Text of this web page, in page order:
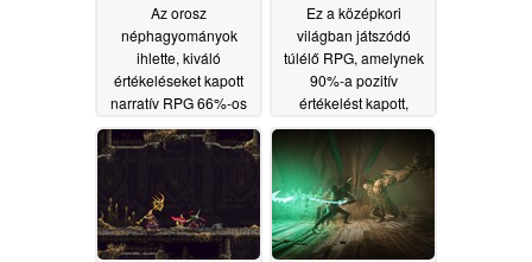
Az orosz
néphagyományok
ihlette, kiváló
értékeléseket kapott
narratív RPG 66%-os
kedvezménnyel
kapható a Steam-en
Ez a középkori
világban játszódó
túlélő RPG, amelynek
90%-a pozitív
értékelést kapott,
jelenleg 50%-os
kedvezménnyel
kapható a Steam-en
06/18/2026